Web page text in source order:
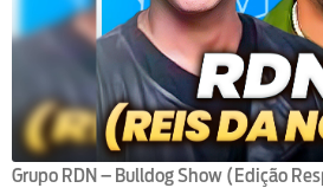
Grupo RDN – Bulldog Show (Edição